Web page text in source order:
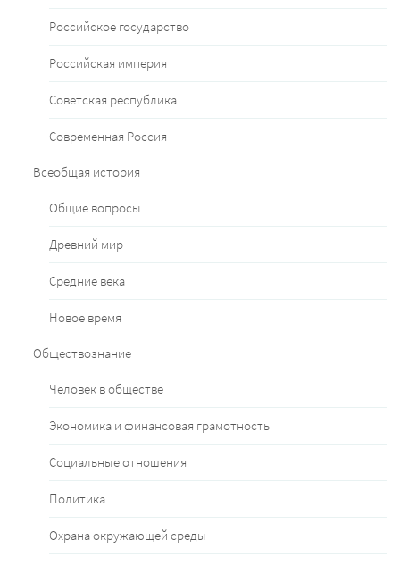
Российское государство
Российская империя
Советская республика
Современная Россия
Всеобщая история
Общие вопросы
Древний мир
Средние века
Новое время
Обществознание
Человек в обществе
Экономика и финансовая грамотность
Социальные отношения
Политика
Охрана окружающей среды